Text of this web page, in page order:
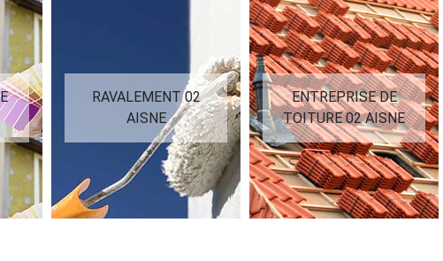
RAVALEMENT 02
AISNE
ENTREPRISE DE
TOITURE 02 AISNE